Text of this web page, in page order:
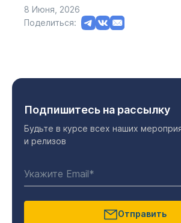
8 Июня, 2026
Поделиться:
Подпишитесь на рассылку
Будьте в курсе всех наших
и релизов
Отправить